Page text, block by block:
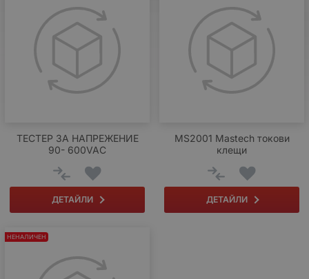
ТЕСТЕР ЗА НАПРЕЖЕНИЕ
90- 600VAC
ДЕТАЙЛИ
МS2001 Mastech токови
клещи
ДЕТАЙЛИ
НЕНАЛИЧЕН